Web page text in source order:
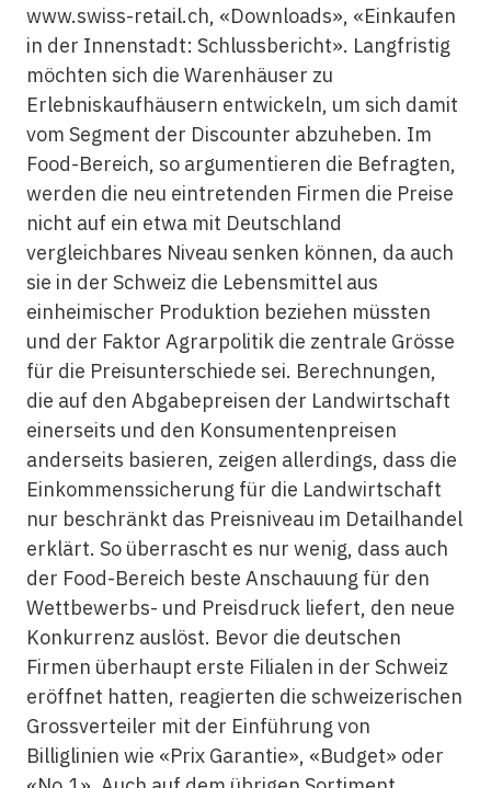
www.swiss-retail.ch, «Downloads», «Einkaufen
in der Innenstadt: Schlussbericht». Langfristig
möchten sich die Warenhäuser zu
Erlebniskaufhäusern entwickeln, um sich damit
vom Segment der Discounter abzuheben. Im
Food-Bereich, so argumentieren die Befragten,
werden die neu eintretenden Firmen die Preise
nicht auf ein etwa mit Deutschland
vergleichbares Niveau senken können, da auch
sie in der Schweiz die Lebensmittel aus
einheimischer Produktion beziehen müssten
und der Faktor Agrarpolitik die zentrale Grösse
für die Preisunterschiede sei. Berechnungen,
die auf den Abgabepreisen der Landwirtschaft
einerseits und den Konsumentenpreisen
anderseits basieren, zeigen allerdings, dass die
Einkommenssicherung für die Landwirtschaft
nur beschränkt das Preisniveau im Detailhandel
erklärt. So überrascht es nur wenig, dass auch
der Food-Bereich beste Anschauung für den
Wettbewerbs- und Preisdruck liefert, den neue
Konkurrenz auslöst. Bevor die deutschen
Firmen überhaupt erste Filialen in der Schweiz
eröffnet hatten, reagierten die schweizerischen
Grossverteiler mit der Einführung von
Billiglinien wie «Prix Garantie», «Budget» oder